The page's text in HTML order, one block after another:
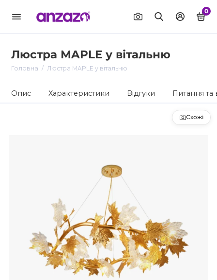
0
Люстра MAPLE у вітальню
Головна Люстра MAPLE у вітальню
Опис Характеристики Відгуки Питання та
Схожі